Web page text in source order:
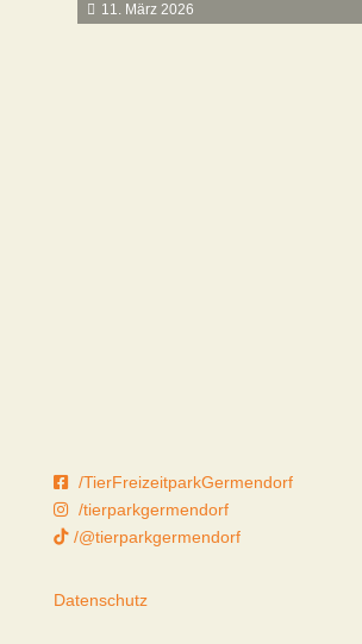
11. März 2026
/TierFreizeitparkGermendorf
/tierparkgermendorf
/@tierparkgermendorf
Datenschutz